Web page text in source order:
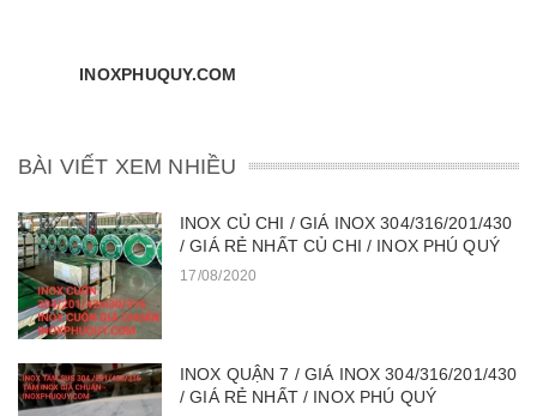
INOXPHUQUY.COM
BÀI VIẾT XEM NHIỀU
INOX CỦ CHI / GIÁ INOX 304/316/201/430
/ GIÁ RẺ NHẤT CỦ CHI / INOX PHÚ QUÝ
17/08/2020
INOX QUẬN 7 / GIÁ INOX 304/316/201/430
/ GIÁ RẺ NHẤT / INOX PHÚ QUÝ